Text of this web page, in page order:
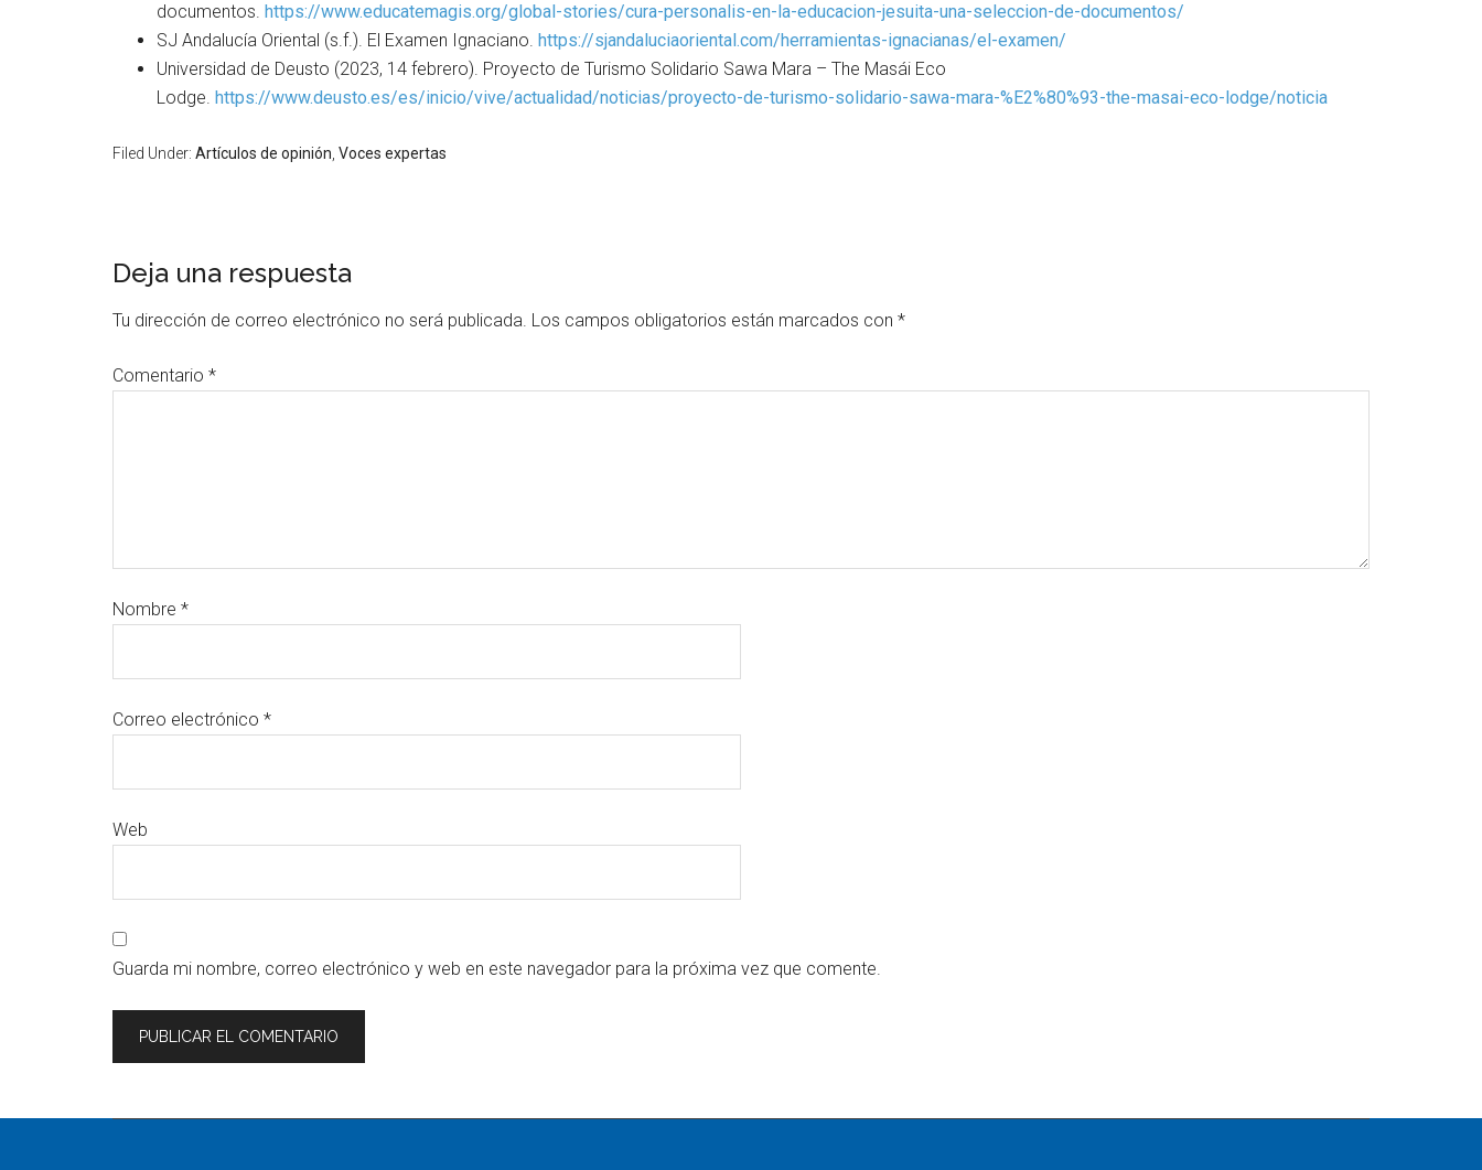
documentos. https://www.educatemagis.org/global-stories/cura-personalis-en-la-educacion-jesuita-una-seleccion-de-documentos/
SJ Andalucía Oriental (s.f.). El Examen Ignaciano. https://sjandaluciaoriental.com/herramientas-ignacianas/el-examen/
Universidad de Deusto (2023, 14 febrero). Proyecto de Turismo Solidario Sawa Mara – The Masái Eco
Lodge. https://www.deusto.es/es/inicio/vive/actualidad/noticias/proyecto-de-turismo-solidario-sawa-mara-%E2%80%93-the-masai-eco-lodge/noticia
Filed Under: Artículos de opinión Voces expertas
Deja una respuesta
Tu dirección de correo electrónico no será publicada. Los campos obligatorios están marcados con *
Comentario *
Nombre *
Correo electrónico *
Web
Guarda mi nombre, correo electrónico y web en este navegador para la próxima vez que comente.